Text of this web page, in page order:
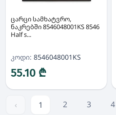
ცარცი სამხატვრო,
ნაკრებში 8546048001KS 8546
Half s...
კოდი: 8546048001KS
55.10 ₾
‹ 1 2 3 4